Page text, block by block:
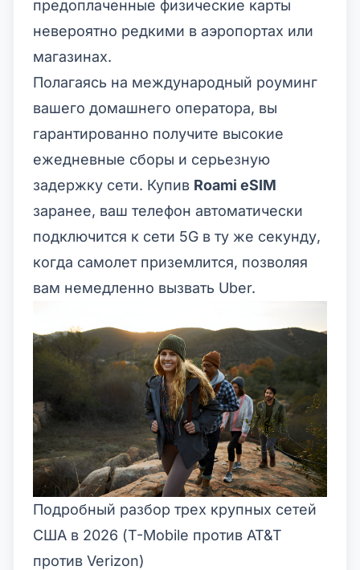
предоплаченные физические карты
невероятно редкими в аэропортах или
магазинах.
Полагаясь на международный роуминг
вашего домашнего оператора, вы
гарантированно получите высокие
ежедневные сборы и серьезную
задержку сети. Купив Roami eSIM
заранее, ваш телефон автоматически
подключится к сети 5G в ту же секунду,
когда самолет приземлится, позволяя
вам немедленно вызвать Uber.
Подробный разбор трех крупных сетей
США в 2026 (T-Mobile против AT&T
против Verizon)